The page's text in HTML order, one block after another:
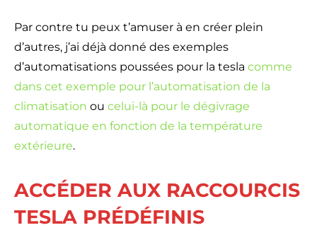
Par contre tu peux t’amuser à en créer plein
d’autres, j’ai déjà donné des exemples
d’automatisations poussées pour la tesla comme
dans cet exemple pour l’automatisation de la
climatisation ou celui-là pour le dégivrage
automatique en fonction de la température
extérieure.
ACCÉDER AUX RACCOURCIS
TESLA PRÉDÉFINIS